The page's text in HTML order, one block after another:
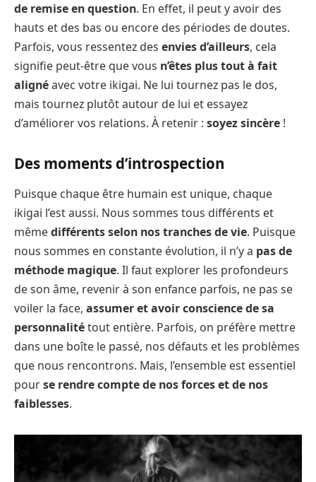
de remise en question. En effet, il peut y avoir des
hauts et des bas ou encore des périodes de doutes.
Parfois, vous ressentez des envies d’ailleurs, cela
signifie peut-être que vous n’êtes plus tout à fait
alignéavec votre ikigai. Ne lui tournez pas le dos,
mais tournez plutôt autour de lui et essayez
d’améliorer vos relations. À retenir : soyez sincère !
Des moments d’introspection
Puisque chaque être humain est unique, chaque
ikigai l’est aussi. Nous sommes tous différents et
mêmedifférents selon nos tranches de vie. Puisque
nous sommes en constante évolution, il n’y a pas de
méthode magique. Il faut explorer les profondeurs
de son âme, revenir à son enfance parfois, ne pas se
voiler la face, assumer et avoir conscience de sa
personnalitétout entière. Parfois, on préfère mettre
dans une boîte le passé, nos défauts et les problèmes
que nous rencontrons. Mais, l’ensemble est essentiel
pourse rendre compte de nos forces et de nos
faiblesses.